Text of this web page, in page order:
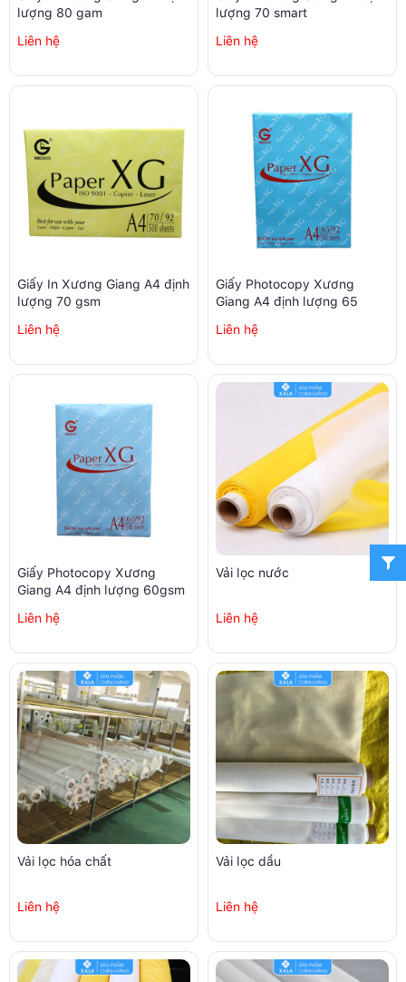
lượng 80 gam
Liên hệ
lượng 70 smart
Liên hệ
Giấy In Xương Giang A4 định
lượng 70 gsm
Liên hệ
Giấy Photocopy Xương
Giang A4 định lượng 65
Liên hệ
Giấy Photocopy Xương
Giang A4 định lượng 60gsm
Liên hệ
Vải lọc nước
Liên hệ
Vải lọc hóa chất
Liên hệ
Vải lọc dầu
Liên hệ